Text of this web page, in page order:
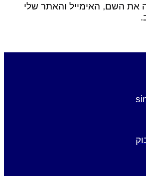
את השם, האימייל והאתר שלי